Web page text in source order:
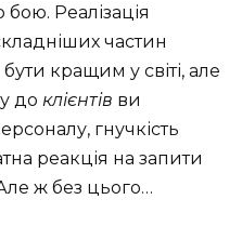
Реалізація
частин
кращим у світі, але
до клієнтів ви
гнучкість
реакція на запити
ж без цього…